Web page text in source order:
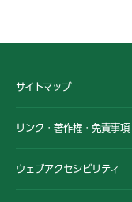
サイトマップ
リンク・著作権・免責事項
ウェブアクセシビリティ